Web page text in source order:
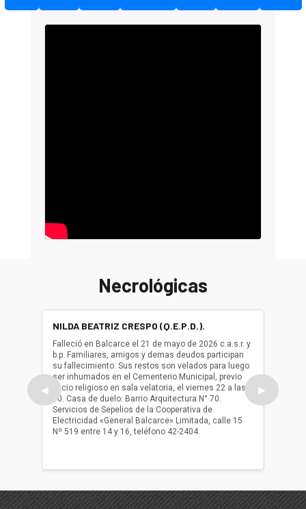
Necrológicas
◀
NILDA BEATRIZ CRESPO (Q.E.P.D.).
Falleció en Balcarce el 21 de mayo de 2026 c.a.s.r. y
b.p. Familiares, amigos y demas deudos participan
su fallecimiento. Sus restos son velados para luego
ser inhumados en el Cementerio Municipal, previo
oficio religioso en sala velatoria, el viernes 22 a las
10. Casa de duelo: Barrio Arquitectura N° 70.
Servicios de Sepelios de la Cooperativa de
Electricidad «General Balcarce» Limitada, calle 15
Nº 519 entre 14 y 16, teléfono 42-2404.
ser
oficio
▶